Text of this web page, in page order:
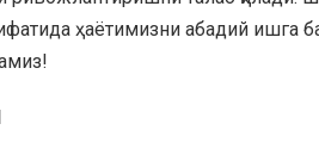
ҳаётимизни абадий ишга